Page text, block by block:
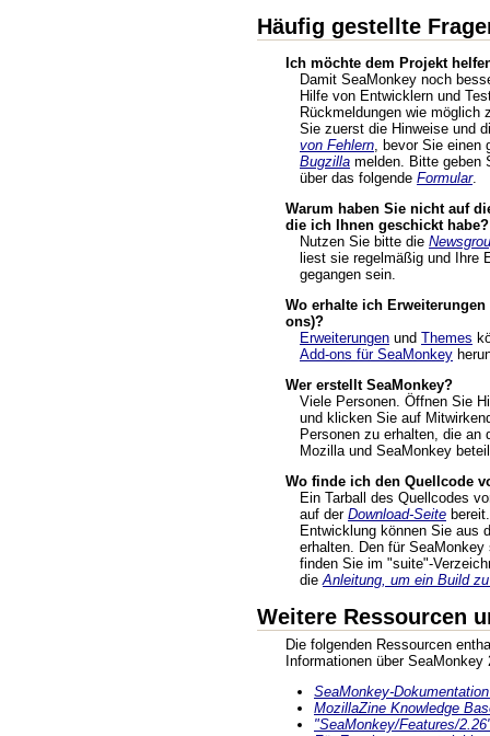
Häufig gestellte
Ich möchte dem Projekt
Damit SeaMonkey noch
Hilfe von Entwicklern und
Rückmeldungen wie möglich
Sie zuerst die Hinweise und
von Fehlern, bevor Sie einen
Bugzilla melden. Bitte geben
über das folgende Formular.
Warum haben Sie nicht auf
die ich Ihnen geschickt habe?
Nutzen Sie bitte die
liest sie regelmäßig und Ihre
gegangen sein.
Wo erhalte ich
ons)?
Erweiterungen und Themes
Add-ons für SeaMonkey
Wer erstellt SeaMonkey?
Viele Personen. Öffnen Sie
und klicken Sie auf
Personen zu erhalten, die an
Mozilla und SeaMonkey
Wo finde ich den Quellcode
Ein Tarball des Quellcodes
auf der Download-Seite
Entwicklung können Sie aus
erhalten. Den für
finden Sie im "suite"-
dieAnleitung, um ein Build
Weitere Ressourcen
Die folgenden Ressourcen
Informationen über SeaMonkey
SeaMonkey-
MozillaZine Knowledge
"SeaMonkey/Features/